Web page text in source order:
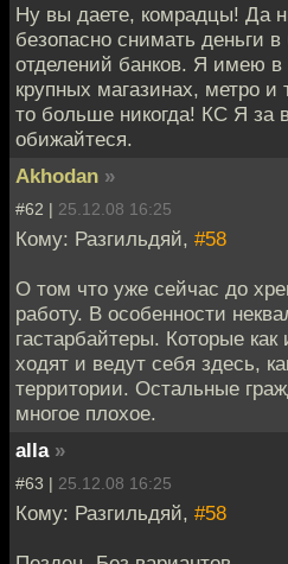
Ну вы даете, комрадцы! Да
безопасно снимать деньги
отделений банков. Я имею
крупных магазинах, метро и
то больше никогда! КС Я за
обижайтеся.
Akhodan »
#62 | 25.12.08 16:25
Кому: Разгильдяй, #58
О том что уже сейчас до
работу. В особенности
гастарбайтеры. Которые
ходят и ведут себя здесь,
территории. Остальные
многое плохое.
alla »
#63 | 25.12.08 16:25
Кому: Разгильдяй, #58